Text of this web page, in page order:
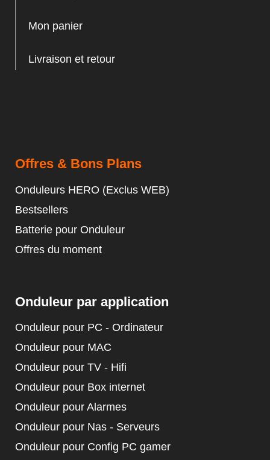
Mon panier
Livraison et retour
Offres & Bons Plans
Onduleurs HERO (Exclus WEB)
Bestsellers
Batterie pour Onduleur
Offres du moment
Onduleur par application
Onduleur pour PC - Ordinateur
Onduleur pour MAC
Onduleur pour TV - Hifi
Onduleur pour Box internet
Onduleur pour Alarmes
Onduleur pour Nas - Serveurs
Onduleur pour Config PC gamer